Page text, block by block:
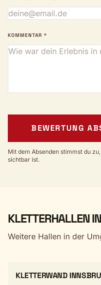
KOMMENTAR *
BEWERTUNG
Mit dem Absenden stimmst du
sichtbar ist.
KLETTERHALLEN
Weitere Hallen in der
KLETTERWAND